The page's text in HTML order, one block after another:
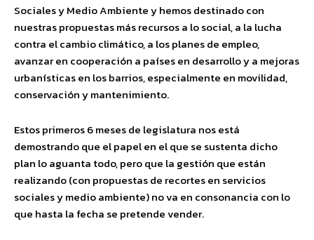
Sociales y Medio Ambiente y hemos destinado con
nuestras propuestas más recursos a lo social, a la lucha
contra el cambio climático, a los planes de empleo,
avanzar en cooperación a países en desarrollo y a mejoras
urbanísticas en los barrios, especialmente en movilidad,
conservación y mantenimiento.
Estos primeros 6 meses de legislatura nos está
demostrando que el papel en el que se sustenta dicho
plan lo aguanta todo, pero que la gestión que están
realizando (con propuestas de recortes en servicios
sociales y medio ambiente) no va en consonancia con lo
que hasta la fecha se pretende vender.